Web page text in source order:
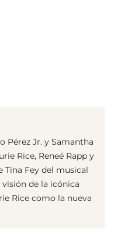
Pérez Jr. y Samantha
Rice, Reneé Rapp y
Tina Fey del musical
de la icónica
Rice como la nueva